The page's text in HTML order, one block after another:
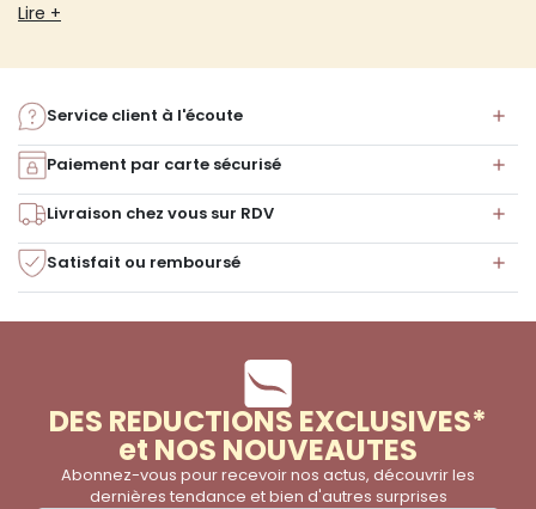
Lire +
Service client à l'écoute
Paiement par carte sécurisé
Livraison chez vous sur RDV
Satisfait ou remboursé
DES REDUCTIONS EXCLUSIVES*
et NOS NOUVEAUTES
Abonnez-vous pour recevoir nos actus, découvrir les
dernières tendance et bien d'autres surprises